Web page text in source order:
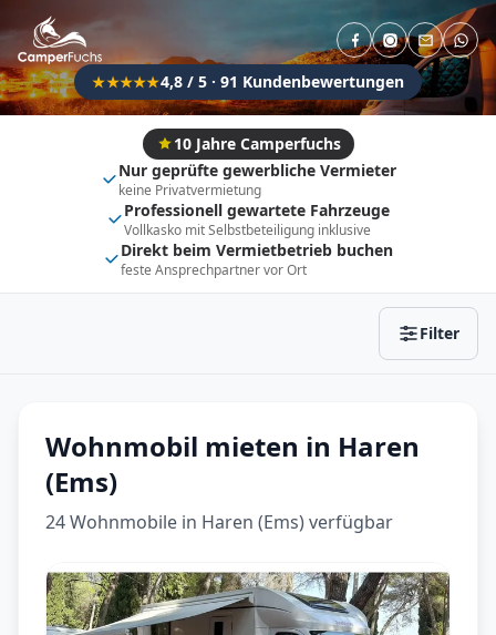
★★★★★4,8 / 5 · 91 Kundenbewertungen
10 Jahre Camperfuchs
Nur geprüfte gewerbliche Vermieter
keine Privatvermietung
Professionell gewartete Fahrzeuge
Vollkasko mit Selbstbeteiligung inklusive
Direkt beim Vermietbetrieb buchen
feste Ansprechpartner vor Ort
Filter
Flexibel (±3 Tage) Anhängerkupplung
Fahrzeugtyp
Vollintegriert Kastenwagen
Alkoven Teil-Integriert
Wohnwagen
Wohnmobil mieten in Haren
(Ems)
24 Wohnmobile in Haren (Ems) verfügbar